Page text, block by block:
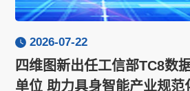
2026-07-22
四维图新出任工信部TC8数
单位 助力具身智能产业规范